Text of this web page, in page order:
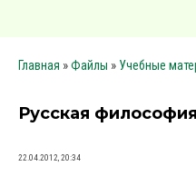
Главная »Файлы » Учебные
Русская
22.04.2012, 20:34